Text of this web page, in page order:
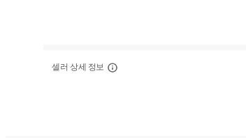
셀러 상세 정보